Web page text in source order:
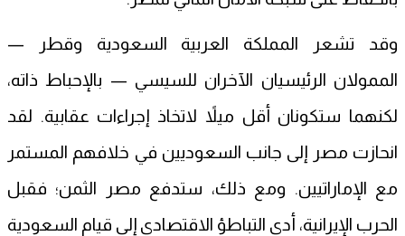
وقد تشعر المملكة العربية السعودية وقطر —
الممولان الرئيسيان الآخران للسيسي — بالإحباط ذاته،
لكنهما ستكونان أقل ميلاً لاتخاذ إجراءات عقابية. لقد
انحازت مصر إلى جانب السعوديين في خلافهم المستمر
مع الإماراتيين. ومع ذلك، ستدفع مصر الثمن؛ فقبل
الحرب الإيرانية، أدى التباطؤ الاقتصادي إلى قيام السعودية